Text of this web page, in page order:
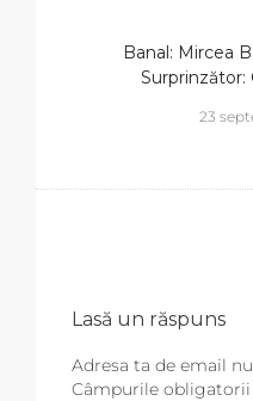
Banal: Mircea
Surprinzător:
23
Lasă un răspuns
Adresa ta de email
Câmpurile